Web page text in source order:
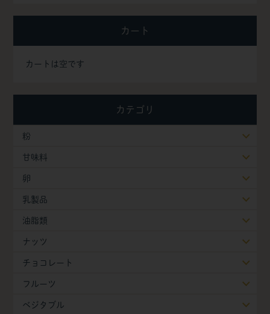
カート
カートは空です
カテゴリ
粉
甘味料
卵
乳製品
油脂類
ナッツ
チョコレート
フルーツ
ベジタブル